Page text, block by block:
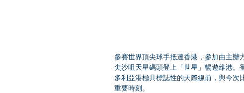
參賽世界頂尖球手抵達香港，參加由主辦
尖沙咀天星碼頭登上「世星」暢遊維港
多利亞港極具標誌性的天際線前，與今
重要時刻。